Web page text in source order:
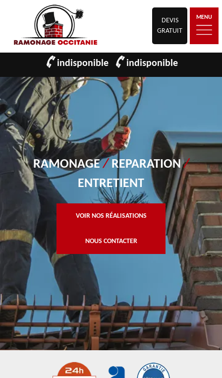
DEVIS
GRATUIT
MENU
indisponible indisponible
RAMONAGE/ REPARATION/
ENTRETIENT
VOIR NOS RÉALISATIONS
NOUS CONTACTER